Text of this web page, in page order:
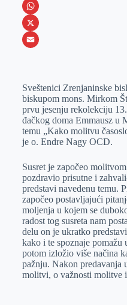
e
b
o
s
s
e
e
r
i
n
k
I
n
V
i
b
W
h
s
A
p
p
X
a
i
l
Sveštenici Zrenjaninske
biskupom mons. Mirkom
prvu jesenju rekolekciju
đačkog doma Emmausz u
temu „Kako molitvu
je o. Endre Nagy OCD.
Susret je započeo
pozdravio prisutne i
predstavi navedenu temu.
započeo postavljajući
moljenja u kojem se
radost tog susreta nam
delu on je ukratko
kako i te spoznaje pomažu
potom izložio više načina
pažnju. Nakon predavanja
molitvi, o važnosti molitve